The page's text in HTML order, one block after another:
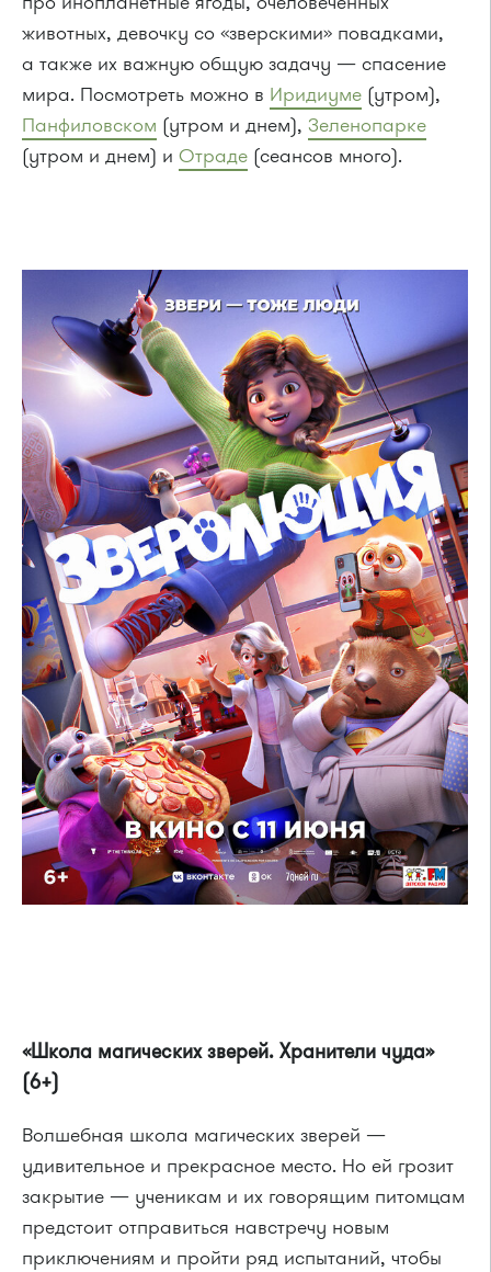
животных, девочку со «зверскими» повадками,
а также их важную общую задачу — спасение
мира. Посмотреть можно в Иридиуме (утром),
Панфиловском (утром и днем), Зеленопарке
(утром и днем) и Отраде (сеансов много).
«Школа магических зверей. Хранители чуда»
(6+)
Волшебная школа магических зверей —
удивительное и прекрасное место. Но ей грозит
закрытие — ученикам и их говорящим питомцам
предстоит отправиться навстречу новым
приключениям и пройти ряд испытаний, чтобы